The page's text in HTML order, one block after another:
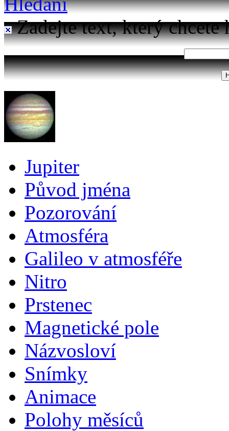
Zadejte text, který chcete
Jupiter
Původ jména
Pozorování
Atmosféra
Galileo v atmosféře
Nitro
Prstenec
Magnetické pole
Názvosloví
Snímky
Animace
Polohy měsíců